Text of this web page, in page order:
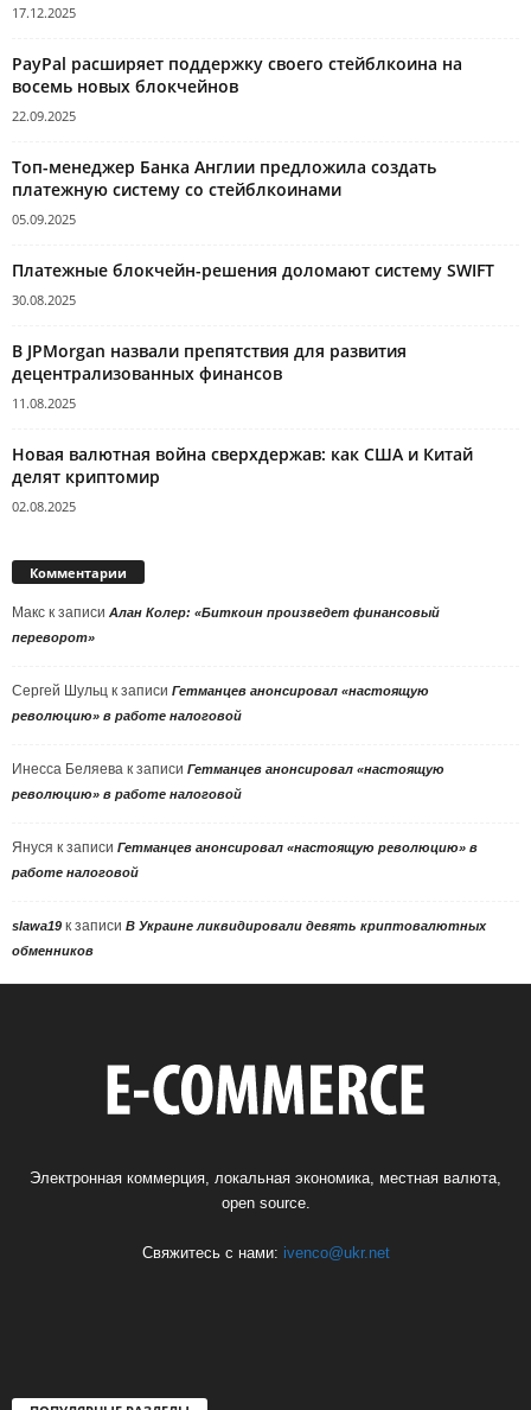
17.12.2025
PayPal расширяет поддержку своего стейблкоина на
восемь новых блокчейнов
22.09.2025
Топ-менеджер Банка Англии предложила создать
платежную систему со стейблкоинами
05.09.2025
Платежные блокчейн-решения доломают систему SWIFT
30.08.2025
В JPMorgan назвали препятствия для развития
децентрализованных финансов
11.08.2025
Новая валютная война сверхдержав: как США и Китай
делят криптомир
02.08.2025
Комментарии
Макс к записи Алан Колер: «Биткоин произведет финансовый
переворот»
Сергей Шульц к записи Гетманцев анонсировал «настоящую
революцию» в работе налоговой
Инесса Беляева к записи Гетманцев анонсировал «настоящую
революцию» в работе налоговой
Януся к записи Гетманцев анонсировал «настоящую революцию» в
работе налоговой
slawa19 к записи В Украине ликвидировали девять криптовалютных
обменников
Электронная коммерция, локальная экономика, местная валюта,
open source.
Свяжитесь с нами: ivenco@ukr.net